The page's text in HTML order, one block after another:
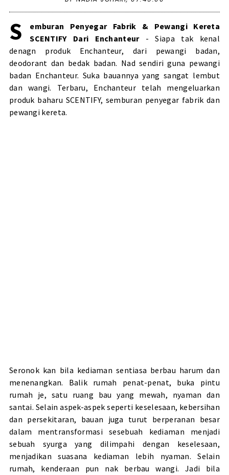
S
emburan Penyegar Fabrik & Pewangi Kereta
SCENTIFY Dari Enchanteur - Siapa tak kenal
denagn produk Enchanteur, dari pewangi badan,
deodorant dan bedak badan. Nad sendiri guna pewangi
badan Enchanteur. Suka bauannya yang sangat lembut
dan wangi. Terbaru, Enchanteur telah mengeluarkan
produk baharu SCENTIFY, semburan penyegar fabrik dan
pewangi kereta.
Seronok kan bila kediaman sentiasa berbau harum dan
menenangkan. Balik rumah penat-penat, buka pintu
rumah je, satu ruang bau yang mewah, nyaman dan
santai. Selain aspek-aspek seperti keselesaan, kebersihan
dan persekitaran, bauan juga turut berperanan besar
dalam mentransformasi sesebuah kediaman menjadi
sebuah syurga yang dilimpahi dengan keselesaan,
menjadikan suasana kediaman lebih nyaman. Selain
rumah, kenderaan pun nak berbau wangi. Jadi bila